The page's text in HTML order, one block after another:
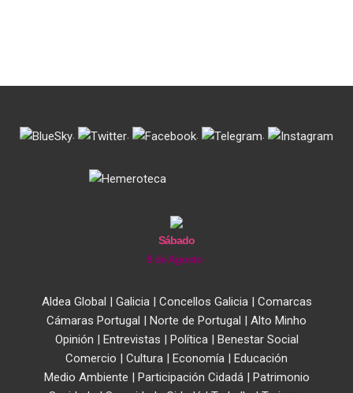
. . . .
Sábado
8 de Agosto
Aldea Global | Galicia | Concellos Galicia | Comarcas
Cámaras Portugal | Norte de Portugal | Alto Minho
Opinión | Entrevistas | Política | Benestar Social
Comercio | Cultura | Economía | Educación
Medio Ambiente | Participación Cidadá | Patrimonio